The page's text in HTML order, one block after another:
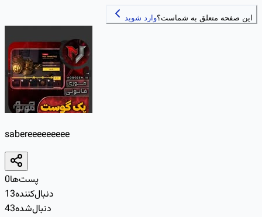
این صفحه متعلق به شماست؟وارد شوید
sabereeeeeeeee
0پست‌ها
13دنبال‌کننده
43دنبال‌شده